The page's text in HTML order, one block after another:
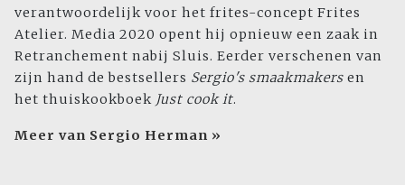
verantwoordelijk voor het frites-concept Frites
Atelier. Media 2020 opent hij opnieuw een zaak in
Retranchement nabij Sluis. Eerder verschenen van
zijn hand de bestsellers Sergio's smaakmakers en
het thuiskookboek Just cook it.
Meer van Sergio Herman »